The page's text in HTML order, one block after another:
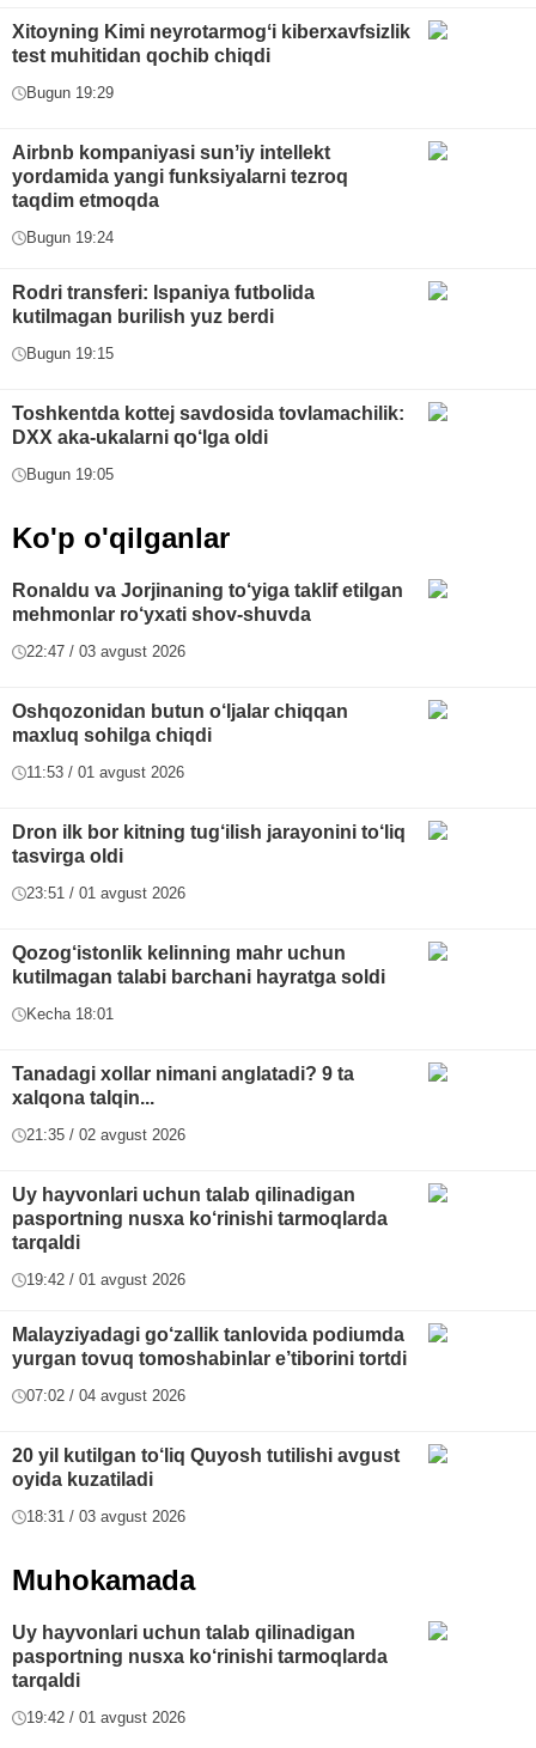
Xitoyning Kimi neyrotarmogʻi kiberxavfsizlik
test muhitidan qochib chiqdi
Bugun 19:29
Airbnb kompaniyasi sunʼiy intellekt
yordamida yangi funksiyalarni tezroq
taqdim etmoqda
Bugun 19:24
Rodri transferi: Ispaniya futbolida
kutilmagan burilish yuz berdi
Bugun 19:15
Toshkentda kottej savdosida tovlamachilik:
DXX aka-ukalarni qo‘lga oldi
Bugun 19:05
Ko'p o'qilganlar
Ronaldu va Jorjinaning to‘yiga taklif etilgan
mehmonlar ro‘yxati shov-shuvda
22:47 / 03 avgust 2026
Oshqozonidan butun o‘ljalar chiqqan
maxluq sohilga chiqdi
11:53 / 01 avgust 2026
Dron ilk bor kitning tug‘ilish jarayonini to‘liq
tasvirga oldi
23:51 / 01 avgust 2026
Qozog‘istonlik kelinning mahr uchun
kutilmagan talabi barchani hayratga soldi
Kecha 18:01
Tanadagi xollar nimani anglatadi? 9 ta
xalqona talqin...
21:35 / 02 avgust 2026
Uy hayvonlari uchun talab qilinadigan
pasportning nusxa ko‘rinishi tarmoqlarda
tarqaldi
19:42 / 01 avgust 2026
Malayziyadagi go‘zallik tanlovida podiumda
yurgan tovuq tomoshabinlar e’tiborini tortdi
07:02 / 04 avgust 2026
20 yil kutilgan to‘liq Quyosh tutilishi avgust
oyida kuzatiladi
18:31 / 03 avgust 2026
Muhokamada
Uy hayvonlari uchun talab qilinadigan
pasportning nusxa ko‘rinishi tarmoqlarda
tarqaldi
19:42 / 01 avgust 2026